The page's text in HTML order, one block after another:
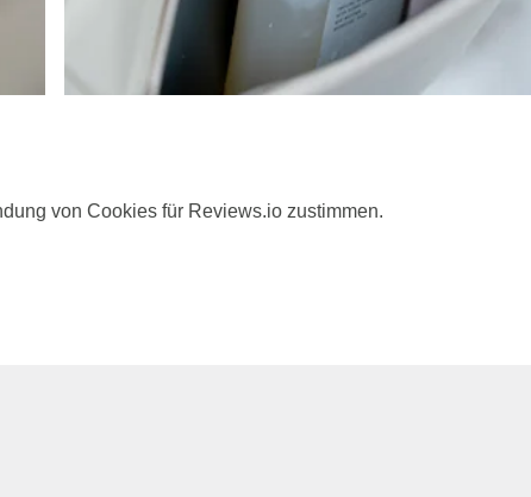
von Cookies für Reviews.io zustimmen.